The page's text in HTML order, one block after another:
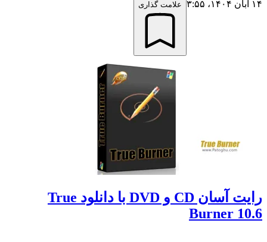
علامت گذاری
رایت آسان CD و DVD با دانلود True
Burner